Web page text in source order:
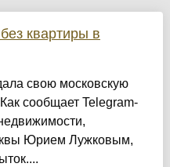
квартиры в
свою московскую
сообщает Telegram-
Юрием Лужковым,